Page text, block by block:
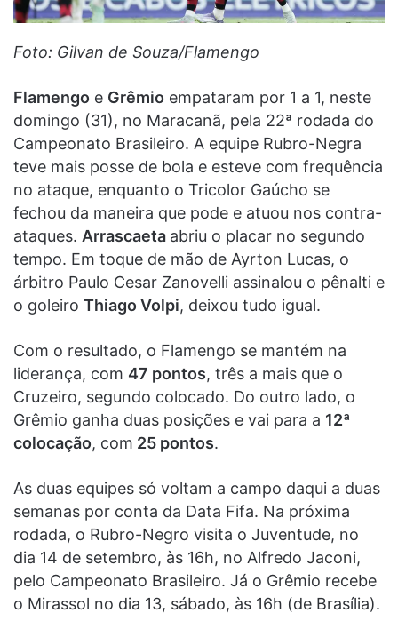
Foto: Gilvan de Souza/Flamengo
Flamengo e Grêmio empataram por 1 a 1, neste
domingo (31), no Maracanã, pela 22ª rodada do
Campeonato Brasileiro. A equipe Rubro-Negra
teve mais posse de bola e esteve com frequência
no ataque, enquanto o Tricolor Gaúcho se
fechou da maneira que pode e atuou nos contra-
ataques. Arrascaeta abriu o placar no segundo
tempo. Em toque de mão de Ayrton Lucas, o
árbitro Paulo Cesar Zanovelli assinalou o pênalti e
o goleiro Thiago Volpi, deixou tudo igual.
Com o resultado, o Flamengo se mantém na
liderança, com 47 pontos, três a mais que o
Cruzeiro, segundo colocado. Do outro lado, o
Grêmio ganha duas posições e vai para a 12ª
colocação, com 25 pontos.
As duas equipes só voltam a campo daqui a duas
semanas por conta da Data Fifa. Na próxima
rodada, o Rubro-Negro visita o Juventude, no
dia 14 de setembro, às 16h, no Alfredo Jaconi,
pelo Campeonato Brasileiro. Já o Grêmio recebe
o Mirassol no dia 13, sábado, às 16h (de Brasília).